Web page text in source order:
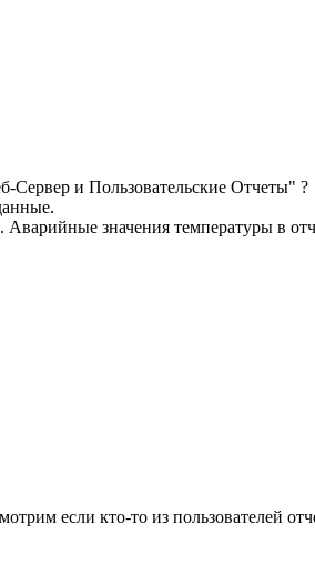
Сервер и Пользовательские Отчеты" ?
значения температуры в
если кто-то из пользователей